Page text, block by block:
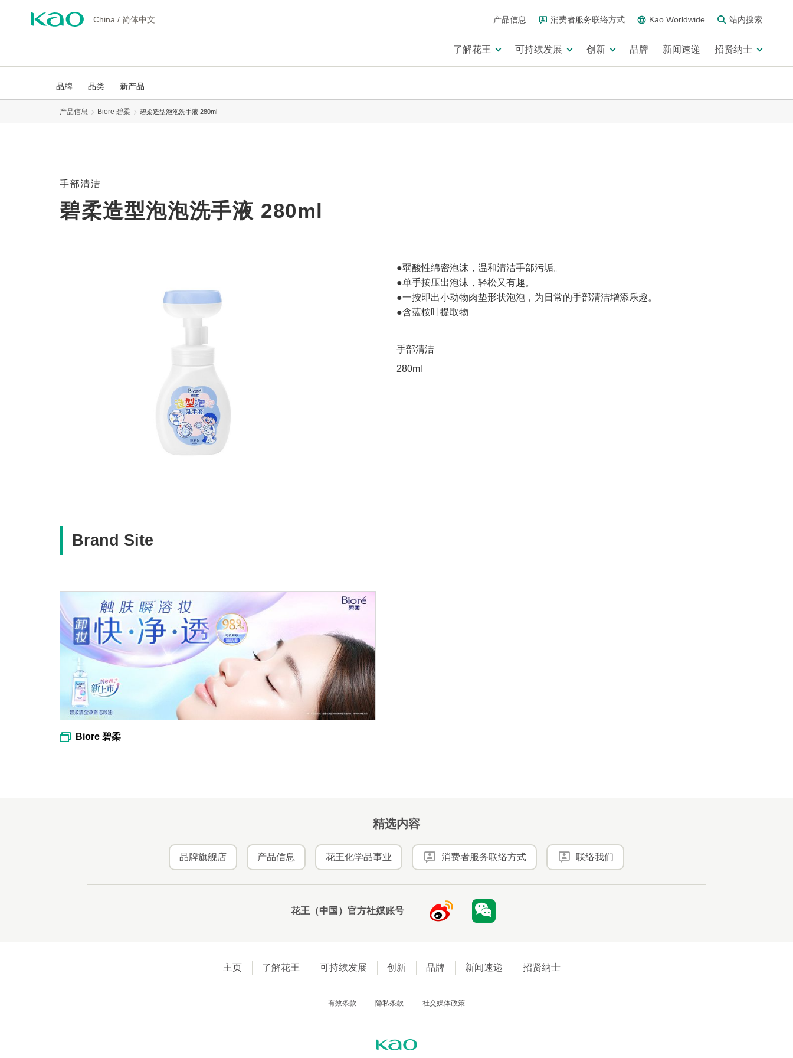
China / 简体中文 产品信息 消费者服务联络方式 Kao Worldwide 站内搜索
了解花王 可持续发展 创新 品牌 新闻速递 招贤纳士
品牌 品类 新产品
产品信息 Biore 碧柔 碧柔造型泡泡洗手液 280ml
手部清洁
碧柔造型泡泡洗手液 280ml
●弱酸性绵密泡沫，温和清洁手部污垢。
●单手按压出泡沫，轻松又有趣。
●一按即出小动物肉垫形状泡泡，为日常的手部清洁增添乐趣。
●含蓝桉叶提取物
手部清洁
280ml
Brand Site
Biore 碧柔
精选内容
品牌旗舰店 产品信息 花王化学品事业 消费者服务联络方式 联络我们
花王（中国）官方社媒账号
主页 了解花王 可持续发展 创新 品牌 新闻速递 招贤纳士
有效条款 隐私条款 社交媒体政策